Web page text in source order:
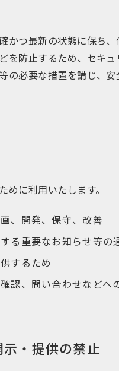
かつ最新の状態に保ち
を防止するため、セキュ
の必要な措置を講じ、
に利用いたします。
、開発、保守、改善
る重要なお知らせ等の
するため
認、問い合わせなどへ
・提供の禁止